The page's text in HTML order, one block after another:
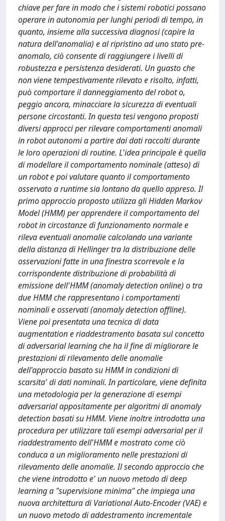
chiave per fare in modo che i sistemi robotici possano
operare in autonomia per lunghi periodi di tempo, in
quanto, insieme alla successiva diagnosi (capire la
natura dell'anomalia) e al ripristino ad uno stato pre-
anomalo, ciò consente di raggiungere i livelli di
robustezza e persistenza desiderati. Un guasto che
non viene tempestivamente rilevato e risolto, infatti,
può comportare il danneggiamento del robot o,
peggio ancora, minacciare la sicurezza di eventuali
persone circostanti. In questa tesi vengono proposti
diversi approcci per rilevare comportamenti anomali
in robot autonomi a partire dai dati raccolti durante
le loro operazioni di routine. L'idea principale è quella
di modellare il comportamento nominale (atteso) di
un robot e poi valutare quanto il comportamento
osservato a runtime sia lontano da quello appreso. Il
primo approccio proposto utilizza gli Hidden Markov
Model (HMM) per apprendere il comportamento del
robot in circostanze di funzionamento normale e
rileva eventuali anomalie calcolando una variante
della distanza di Hellinger tra la distribuzione delle
osservazioni fatte in una finestra scorrevole e la
corrispondente distribuzione di probabilità di
emissione dell'HMM (anomaly detection online) o tra
due HMM che rappresentano i comportamenti
nominali e osservati (anomaly detection offline).
Viene poi presentata una tecnica di data
augmentation e riaddestramento basata sul concetto
di adversarial learning che ha il fine di migliorare le
prestazioni di rilevamento delle anomalie
dell'approccio basato su HMM in condizioni di
scarsita' di dati nominali. In particolare, viene definita
una metodologia per la generazione di esempi
adversarial appositamente per algoritmi di anomaly
detection basati su HMM. Viene inoltre introdotta una
procedura per utilizzare tali esempi adversarial per il
riaddestramento dell'HMM e mostrato come ciò
conduca a un miglioramento nelle prestazioni di
rilevamento delle anomalie. Il secondo approccio che
che viene introdotto e' un nuovo metodo di deep
learning a "supervisione minima" che impiega una
nuova architettura di Variational Auto-Encoder (VAE) e
un nuovo metodo di addestramento incrementale